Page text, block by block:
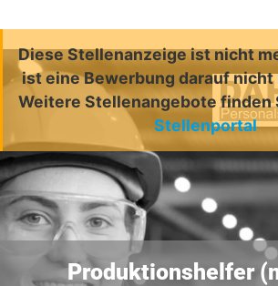
Diese Stellenanzeige ist nicht
ist eine Bewerbung darauf nicht
Weitere Stellenangebote finden
Stellenportal
Produktionshelfer